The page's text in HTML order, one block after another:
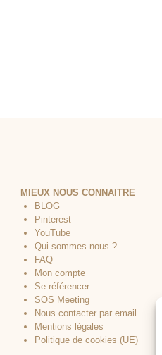
MIEUX NOUS CONNAITRE
BLOG
Pinterest
YouTube
Qui sommes-nous ?
FAQ
Mon compte
Se référencer
SOS Meeting
Nous contacter par email
Mentions légales
Politique de cookies (UE)